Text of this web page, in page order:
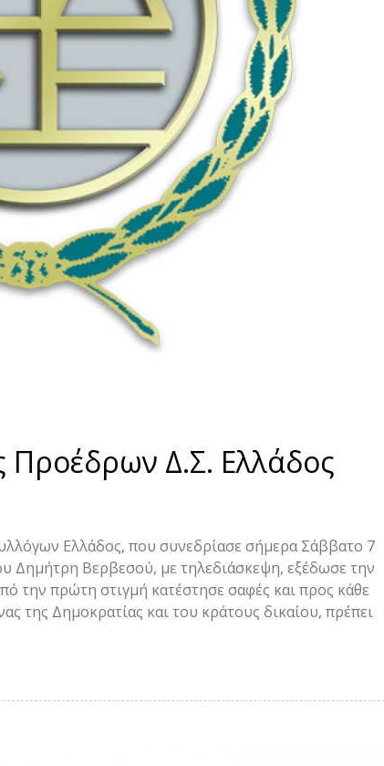
Προέδρων Δ.Σ. Ελλάδος
Ελλάδος, που συνεδρίασε σήμερα Σάββατο 7
Δημήτρη Βερβεσού, με τηλεδιάσκεψη, εξέδωσε την
την πρώτη στιγμή κατέστησε σαφές και προς κάθε
της Δημοκρατίας και του κράτους δικαίου, πρέπει